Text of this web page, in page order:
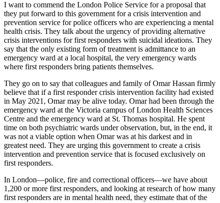
I want to commend the London Police Service for a proposal that
they put forward to this government for a crisis intervention and
prevention service for police officers who are experiencing a mental
health crisis. They talk about the urgency of providing alternative
crisis interventions for first responders with suicidal ideations. They
say that the only existing form of treatment is admittance to an
emergency ward at a local hospital, the very emergency wards
where first responders bring patients themselves.
They go on to say that colleagues and family of Omar Hassan firmly
believe that if a first responder crisis intervention facility had existed
in May 2021, Omar may be alive today. Omar had been through the
emergency ward at the Victoria campus of London Health Sciences
Centre and the emergency ward at St. Thomas hospital. He spent
time on both psychiatric wards under observation, but, in the end, it
was not a viable option when Omar was at his darkest and in
greatest need. They are urging this government to create a crisis
intervention and prevention service that is focused exclusively on
first responders.
In London—police, fire and correctional officers—we have about
1,200 or more first responders, and looking at research of how many
first responders are in mental health need, they estimate that of the